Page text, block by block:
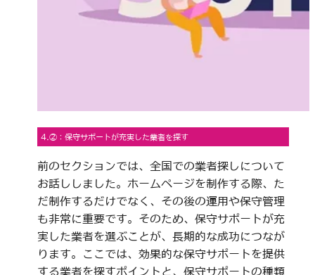
4.②：保守サポートが充実した業者を探す
前のセクションでは、全国での業者探しについて
お話ししました。ホームページを制作する際、た
だ制作するだけでなく、その後の運用や保守管理
も非常に重要です。そのため、保守サポートが充
実した業者を選ぶことが、長期的な成功につなが
ります。ここでは、効果的な保守サポートを提供
する業者を探すポイントと、保守サポートの種類